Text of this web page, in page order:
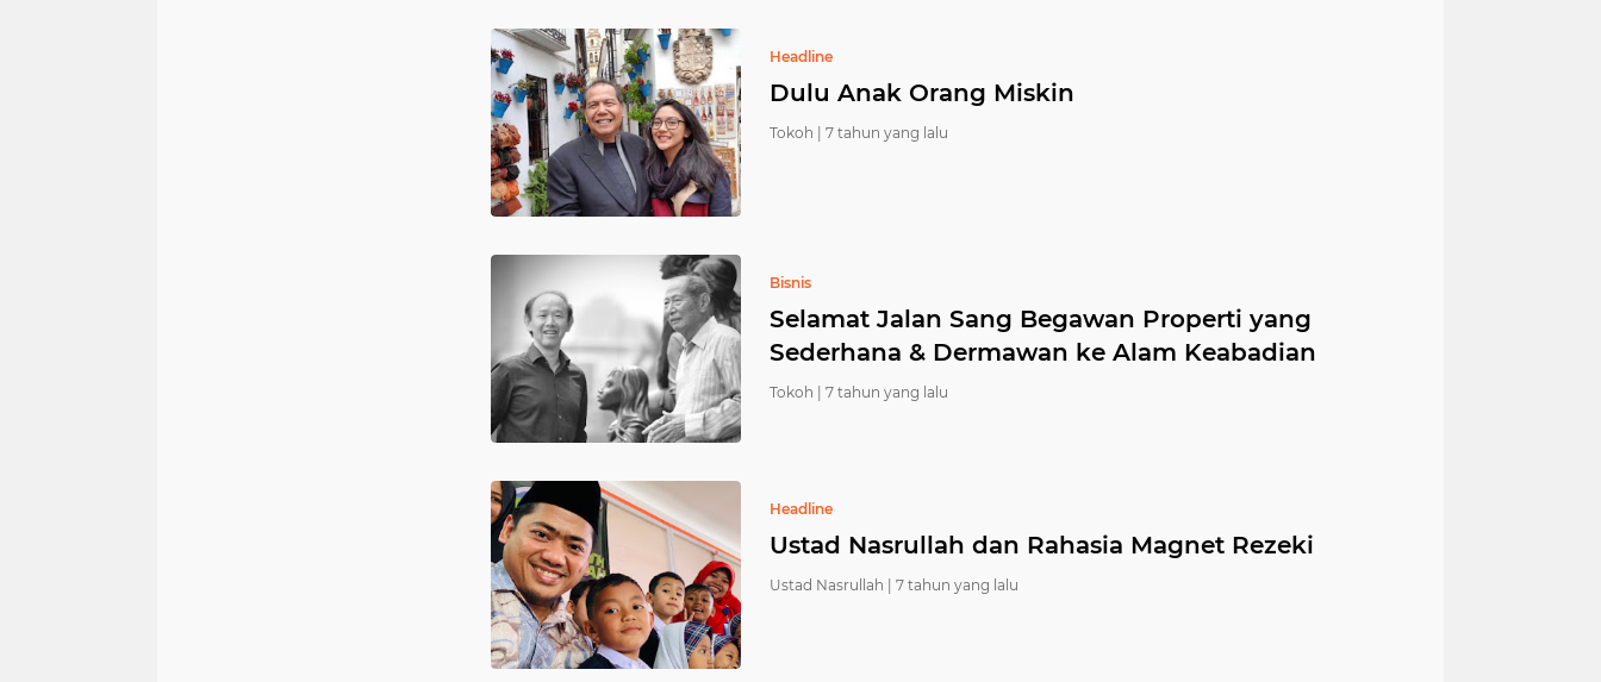
Headline
Dulu Anak Orang Miskin
Tokoh | 7 tahun yang lalu
Bisnis
Selamat Jalan Sang Begawan Properti yang
Sederhana & Dermawan ke Alam Keabadian
Tokoh | 7 tahun yang lalu
Headline
Ustad Nasrullah dan Rahasia Magnet Rezeki
Ustad Nasrullah | 7 tahun yang lalu